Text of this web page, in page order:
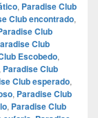
, Paradise Club
Club encontrado,
Club
Club
Escobedo,
Paradise Club
Club esperado,
, Paradise Club
, Paradise Club